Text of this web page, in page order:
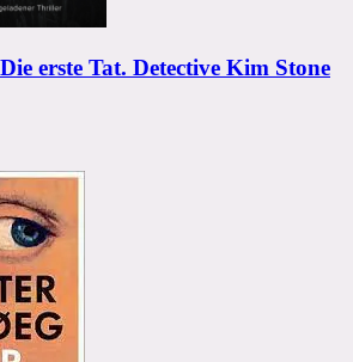
erste Tat. Detective Kim Stone